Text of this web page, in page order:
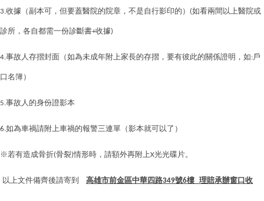
3.收據（副本可，但要蓋醫院的院章，不是自行影印的） (如看兩間以上醫院或
診所，各自都需一份診斷書+收據)
4.事故人存摺封面（如為未成年附上家長的存摺，要有彼此的關係證明，如:戶
口名簿）
5.事故人的身份證影本
6.如為車禍請附上車禍的報警三連單（影本就可以了）
※若有造成骨折(骨裂)情形時，請額外再附上X光光碟片。
以上文件備齊後請寄到 高雄市前金區中華四路349號6樓 理賠承辦窗口收